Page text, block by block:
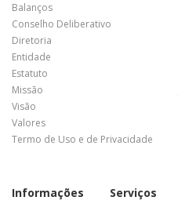
Balanços
Conselho Deliberativo
Diretoria
Entidade
Estatuto
Missão
Visão
Valores
Termo de Uso e de Privacidade
Informações Serviços